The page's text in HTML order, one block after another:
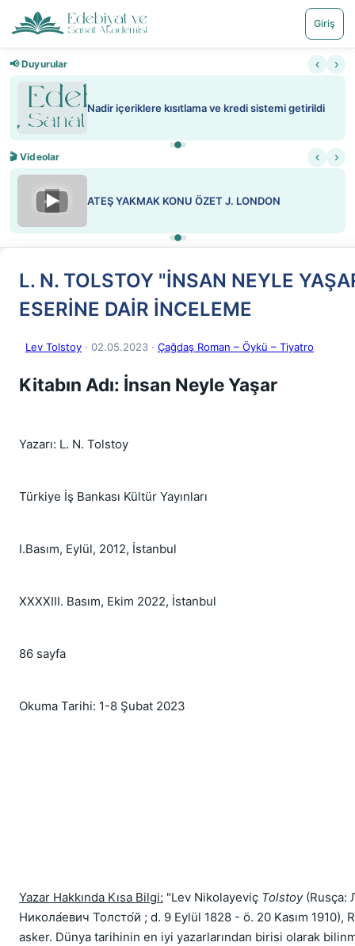
Giriş
📢 Duyurular ‹ ›
Nadir içeriklere kısıtlama ve kredi sistemi getirildi
🎬 Videolar ‹ ›
▶ ATEŞ YAKMAK KONU ÖZET J. LONDON
L. N. TOLSTOY "İNSAN NEYLE
ESERİNE DAİR İNCELEME
Lev Tolstoy · 02.05.2023 · Çağdaş Roman – Öykü – Tiyatro
Kitabın Adı: İnsan Neyle Yaşar
Yazarı: L. N. Tolstoy
Türkiye İş Bankası Kültür Yayınları
I.Basım, Eylül, 2012, İstanbul
XXXXIII. Basım, Ekim 2022, İstanbul
86 sayfa
Okuma Tarihi: 1-8 Şubat 2023
Yazar Hakkında Kısa Bilgi: "Lev Nikolayeviç Tolstoy (Rusça:
Никола́евич Толсто́й ; d. 9 Eylül 1828 - ö. 20 Kasım 1910),
asker. Dünya tarihinin en iyi yazarlarından birisi olarak